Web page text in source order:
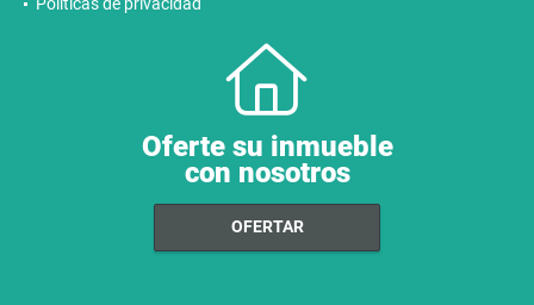
Oferte su inmueble
con nosotros
OFERTAR